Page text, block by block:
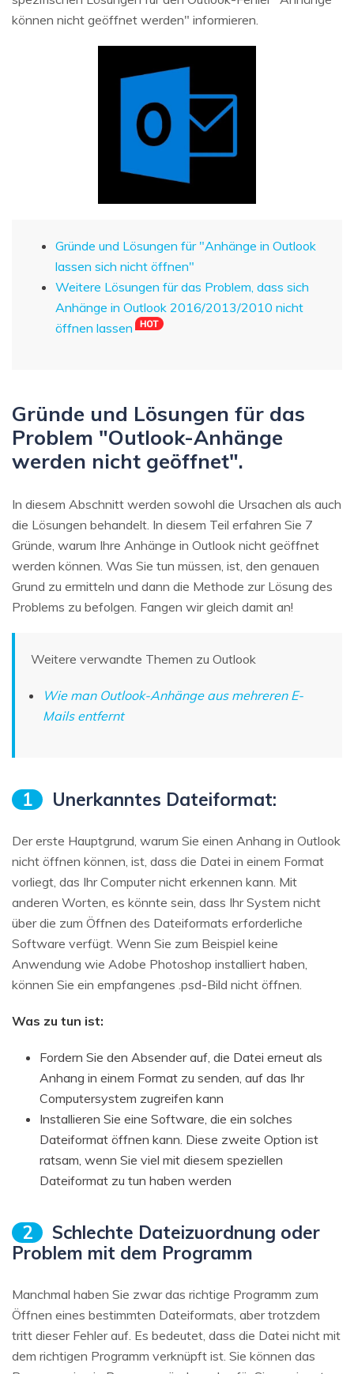
können nicht geöffnet werden" informieren.
Gründe und Lösungen für "Anhänge in Outlook
lassen sich nicht öffnen"
Weitere Lösungen für das Problem, dass sich
Anhänge in Outlook 2016/2013/2010 nicht
öffnen lassen
Gründe und Lösungen für das
Problem "Outlook-Anhänge
werden nicht geöffnet".
In diesem Abschnitt werden sowohl die Ursachen als auch
die Lösungen behandelt. In diesem Teil erfahren Sie 7
Gründe, warum Ihre Anhänge in Outlook nicht geöffnet
werden können. Was Sie tun müssen, ist, den genauen
Grund zu ermitteln und dann die Methode zur Lösung des
Problems zu befolgen. Fangen wir gleich damit an!
Weitere verwandte Themen zu Outlook
Wie man Outlook-Anhänge aus mehreren E-
Mails entfernt
1 Unerkanntes Dateiformat:
Der erste Hauptgrund, warum Sie einen Anhang in Outlook
nicht öffnen können, ist, dass die Datei in einem Format
vorliegt, das Ihr Computer nicht erkennen kann. Mit
anderen Worten, es könnte sein, dass Ihr System nicht
über die zum Öffnen des Dateiformats erforderliche
Software verfügt. Wenn Sie zum Beispiel keine
Anwendung wie Adobe Photoshop installiert haben,
können Sie ein empfangenes .psd-Bild nicht öffnen.
Was zu tun ist:
Fordern Sie den Absender auf, die Datei erneut als
Anhang in einem Format zu senden, auf das Ihr
Computersystem zugreifen kann
Installieren Sie eine Software, die ein solches
Dateiformat öffnen kann. Diese zweite Option ist
ratsam, wenn Sie viel mit diesem speziellen
Dateiformat zu tun haben werden
2
Schlechte Dateizuordnung oder
Problem mit dem Programm
Manchmal haben Sie zwar das richtige Programm zum
Öffnen eines bestimmten Dateiformats, aber trotzdem
tritt dieser Fehler auf. Es bedeutet, dass die Datei nicht mit
dem richtigen Programm verknüpft ist. Sie können das